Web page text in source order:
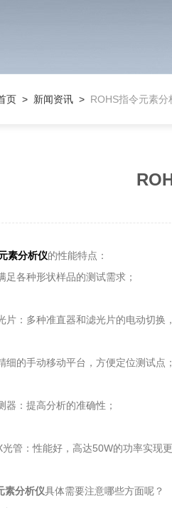
页 > 新闻资讯 > ROHS指令元素分
素分析仪的性能特点：
各种形状样品的测试需求；
：多种准直器和滤光片的电动切换
的手动移动平台，方便定位测试点；
：提高分析的准确性；
：性能好，高达50W的功率实现更
素分析仪具体需要注意哪些方面呢？